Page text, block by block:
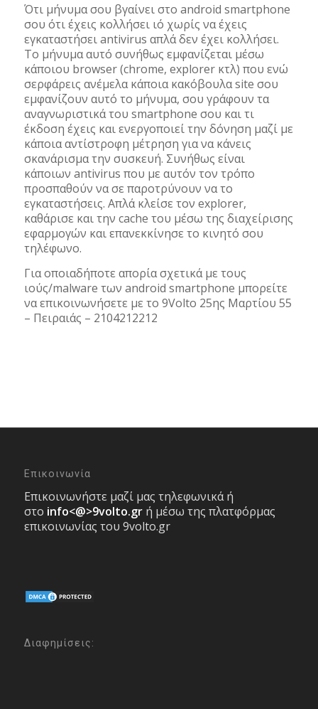
Ότι μήνυμα σου βγαίνει στο android smartphone
σου ότι έχεις κολλήσει ιό χωρίς να έχεις
εγκαταστήσει antivirus απλά δεν έχει κολλήσει.
Το μήνυμα αυτό συνήθως εμφανίζεται μέσω
κάποιου browser (chrome, explorer κτλ) που ενώ
σερφάρεις ανέμελα κάποια κακόβουλα site σου
εμφανίζουν αυτό το μήνυμα, σου γράφουν τα
αναγνωριστικά του smartphone σου και τι
έκδοση έχεις και ενεργοποιεί την δόνηση μαζί με
κάποια αντίστροφη μέτρηση για να κάνεις
σκανάρισμα την συσκευή. Συνήθως είναι
κάποιων antivirus που με αυτόν τον τρόπο
προσπαθούν να σε παροτρύνουν να το
εγκαταστήσεις. Απλά κλείσε τον explorer,
καθάρισε και την cache του μέσω της διαχείρισης
εφαρμογών και επανεκκίνησε το κινητό σου
τηλέφωνο.
Για οποιαδήποτε απορία σχετικά με τους
ιούς/malware των android smartphone μπορείτε
να επικοινωνήσετε με το 9Volto 25ης Μαρτίου 55
– Πειραιάς – 2104212212
Επικοινωνία
Επικοινωνήστε μαζί μας τηλεφωνικά ή
στο info<@>9volto.gr ή μέσω της πλατφόρμας
επικοινωνίας του 9volto.gr
Διαφημίσεις: